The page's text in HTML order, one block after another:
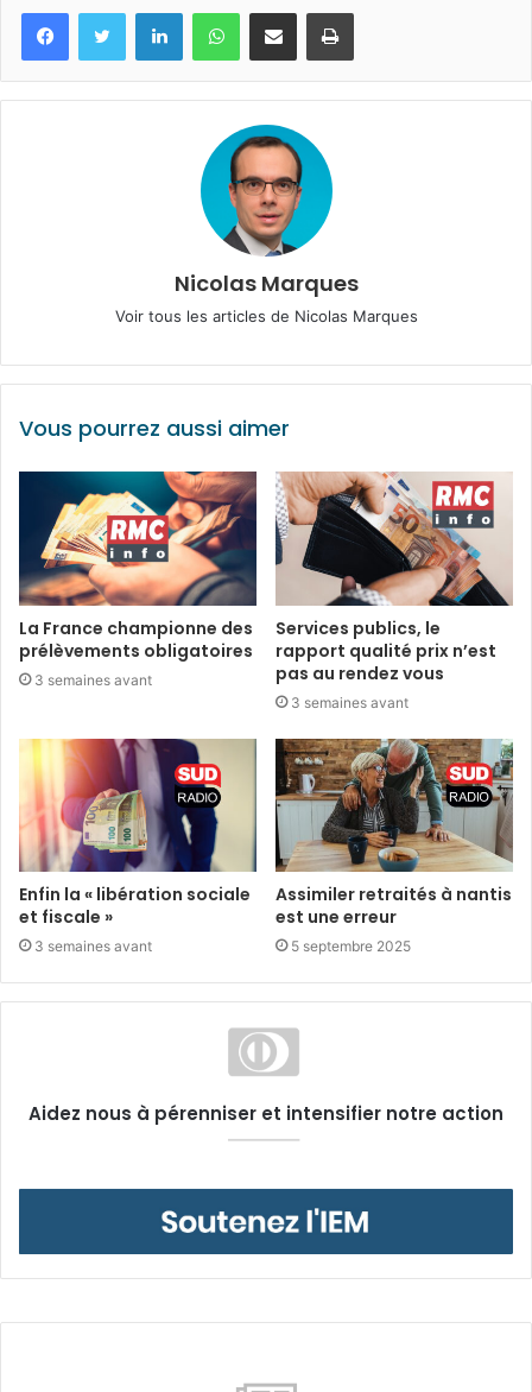
FacebookTwitter LinkedinWhatsApp
Partagez par mail Imprimez
Nicolas Marques
Voir tous les articles de Nicolas Marques
Vous pourrez aussi aimer
La France championne des
prélèvements obligatoires
3 semaines avant
Services publics, le
rapport qualité prix n’est
pas au rendez vous
3 semaines avant
Enfin la « libération sociale
et fiscale »
3 semaines avant
Assimiler retraités à nantis
est une erreur
5 septembre 2025
Aidez nous à pérenniser et intensifier notre action